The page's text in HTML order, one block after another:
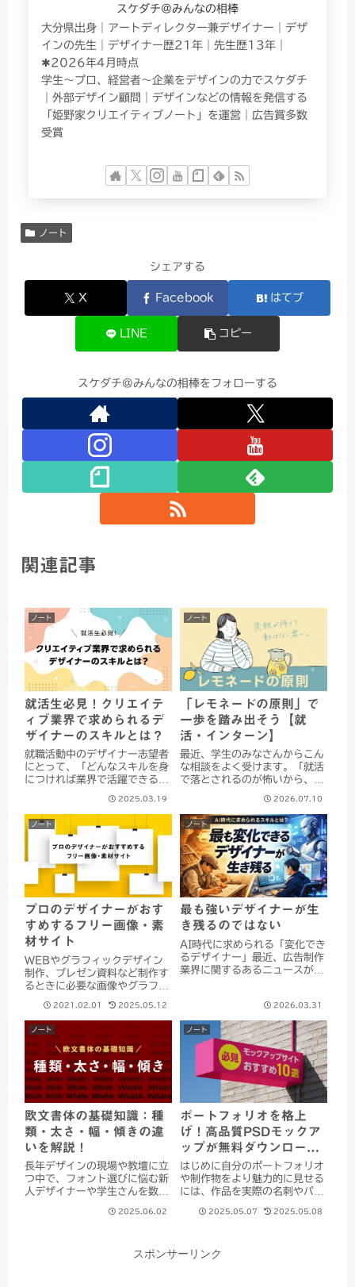
スケダチ@みんなの相棒
大分県出身｜アートディレクター兼デザイナー｜デザ
インの先生｜デザイナー歴21年｜先生歴13年｜
✱2026年4月時点
学生〜プロ、経営者〜企業をデザインの力でスケダチ
｜外部デザイン顧問｜デザインなどの情報を発信する
「姫野家クリエイティブノート」を運営｜広告賞多数
受賞
ノート
シェアする
X Facebook はてブ
LINE コピー
スケダチ@みんなの相棒をフォローする
関連記事
ノート
就活生必見！クリエイテ
ィブ業界で求められるデ
ザイナーのスキルとは？
就職活動中のデザイナー志望者
にとって、「どんなスキルを身
につければ業界で活躍できるの
エイティブ業界では、デザイン
の専門知識や技術（ハードスキ
ル）と、円滑に仕事を進めるた
めの能力（ソフトスキル）の両
方が求められます...
2025.03.19
ノート
「レモネードの原則」で
一歩を踏み出そう【就
活・インターン】
最近、学生のみなさんからこん
な相談をよく受けます。「就活
で落とされるのが怖いから、エ
信が持てなくて、一歩が踏み出
せない」不採用通知を受け取る
のって、本当に怖いですよね。
自分が否定されたように感じ
て、動けなくなる気...
2026.07.10
ノート
プロのデザイナーがおす
すめするフリー画像・素
材サイト
WEBやグラフィックデザイン
制作、プレゼン資料など制作す
るときに必要な画像やグラフィ
ずに高クオリティーの素材を使
えたら嬉しいですね。そんなあ
なたにおすすめなフリー画像・
素材サイトをご紹介いたしま
す。フリー素材を使...
2021.02.01 2025.05.12
ノート
最も強いデザイナーが生
き残るのではない
AI時代に求められる「変化でき
るデザイナー」最近、広告制作
業界に関するあるニュースが話
の倒産が増加しているというも
のです。紙媒体広告の需要減少
や、広告費のデジタルシフト、
AIやデジタル...
2026.03.31
ノート
欧文書体の基礎知識：種
類・太さ・幅・傾きの違
いを解説！
長年デザインの現場や教壇に立
つ中で、フォント選びに悩む新
人デザイナーや学生さんを数多
ント（アルファベットの書体）
かし、基礎知識を押さえておけ
2025.06.02
ノート
ポートフォリオを格上
げ！高品質PSDモックア
ップが無料ダウンロード
できるサイト10選（日本
語＆海外）
はじめに自分のポートフォリオ
や制作物をより魅力的に見せる
には、作品を実際の名刺やパッ
てはめたモックアップ画像が欠
使用イメージを簡単に伝えるこ
2025.05.07 2025.05.08
スポンサーリンク